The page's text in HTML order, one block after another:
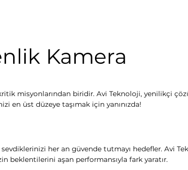
Kamera
misyonlarından biridir. Avi Teknoloji, yenilikçi
en üst düzeye taşımak için yanınızda!
her an güvende tutmayı hedefler. Avi
beklentilerini aşan performansıyla fark yaratır.